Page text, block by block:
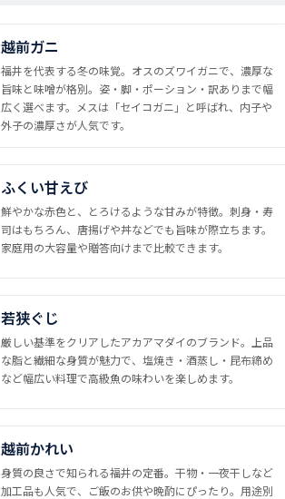
越前ガニ
福井を代表する冬の味覚。オスのズワイガニで、濃厚な
旨味と味噌が格別。姿・脚・ポーション・訳ありまで幅
広く選べます。メスは「セイコガニ」と呼ばれ、内子や
外子の濃厚さが人気です。
ふくい甘えび
鮮やかな赤色と、とろけるような甘みが特徴。刺身・寿
司はもちろん、唐揚げや丼などでも旨味が際立ちます。
家庭用の大容量や贈答向けまで比較できます。
若狭ぐじ
厳しい基準をクリアしたアカアマダイのブランド。上品
な脂と繊細な身質が魅力で、塩焼き・酒蒸し・昆布締め
など幅広い料理で高級魚の味わいを楽しめます。
越前かれい
身質の良さで知られる福井の定番。干物・一夜干しなど
加工品も人気で、ご飯のお供や晩酌にぴったり。用途別